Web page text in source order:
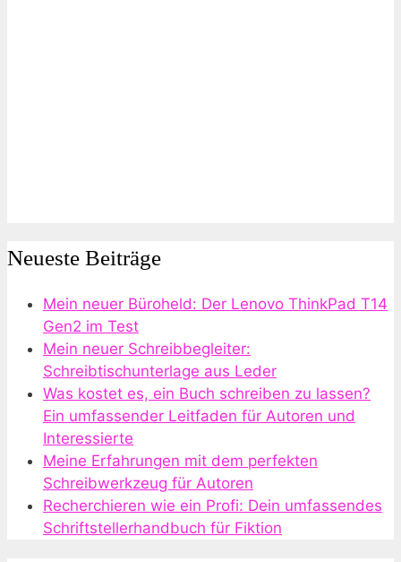
Neueste Beiträge
Mein neuer Büroheld: Der Lenovo ThinkPad T14
Gen2 im Test
Mein neuer Schreibbegleiter:
Schreibtischunterlage aus Leder
Was kostet es, ein Buch schreiben zu lassen?
Ein umfassender Leitfaden für Autoren und
Interessierte
Meine Erfahrungen mit dem perfekten
Schreibwerkzeug für Autoren
Recherchieren wie ein Profi: Dein umfassendes
Schriftstellerhandbuch für Fiktion